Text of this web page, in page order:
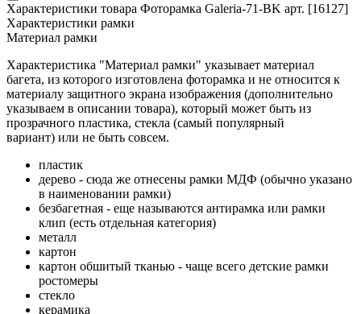
Характеристики товара Фоторамка Galeria-71-BK арт. [16127]
Характеристики рамки
Материал рамки
Характеристика "Материал рамки" указывает материал
багета, из которого изготовлена фоторамка и не относится к
материалу защитного экрана изображения (дополнительно
указываем в описании товара), который может быть из
прозрачного пластика, стекла (самый популярный
вариант) или не быть совсем.
пластик
дерево - сюда же отнесены рамки МДФ (обычно указано
в наименовании рамки)
безбагетная - еще называются антирамка или рамки
клип (есть отдельная категория)
металл
картон
картон обшитый тканью - чаще всего детские рамки
ростомеры
стекло
керамика